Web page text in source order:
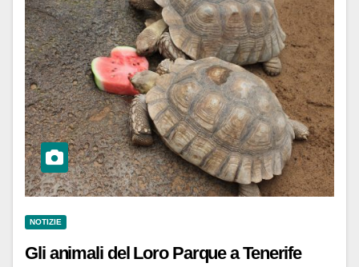
NOTIZIE
Gli animali del Loro Parque a Tenerife